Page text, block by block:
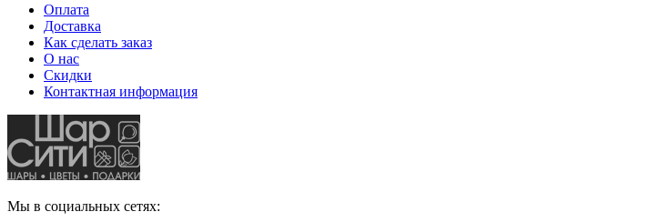
Оплата
Доставка
Как сделать заказ
О нас
Скидки
Контактная информация
Мы в социальных сетях: